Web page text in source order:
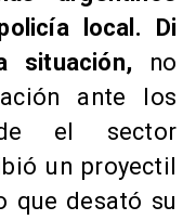
local. Di
situación, no
ante los
el sector
un proyectil
que desató su